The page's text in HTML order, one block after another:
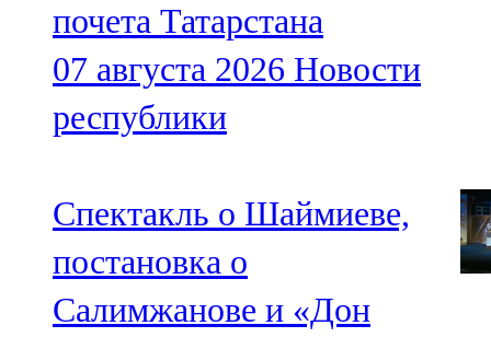
почета Татарстана
07 августа 2026 Новости
республики
Спектакль о Шаймиеве,
постановка о
Салимжанове и «Дон